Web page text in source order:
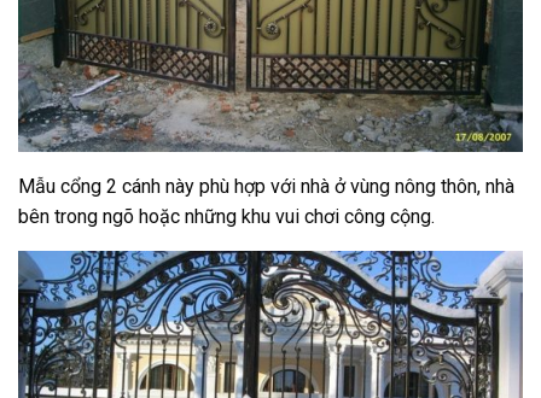
Mẫu cổng 2 cánh này phù hợp với nhà ở vùng nông thôn, nhà
bên trong ngõ hoặc những khu vui chơi công cộng.